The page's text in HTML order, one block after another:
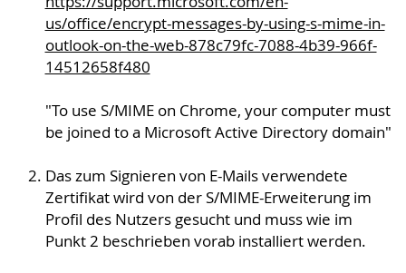
us/office/encrypt-messages-by-using-s-mime-in-
outlook-on-the-web-878c79fc-7088-4b39-966f-
14512658f480
"To use S/MIME on Chrome, your computer must
be joined to a Microsoft Active Directory domain"
Das zum Signieren von E-Mails verwendete
Zertifikat wird von der S/MIME-Erweiterung im
Profil des Nutzers gesucht und muss wie im
Punkt 2 beschrieben vorab installiert werden.